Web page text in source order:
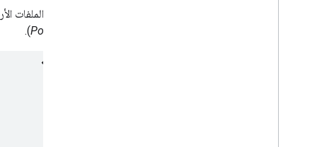
فيما يلي الملفات
Point.kml
).